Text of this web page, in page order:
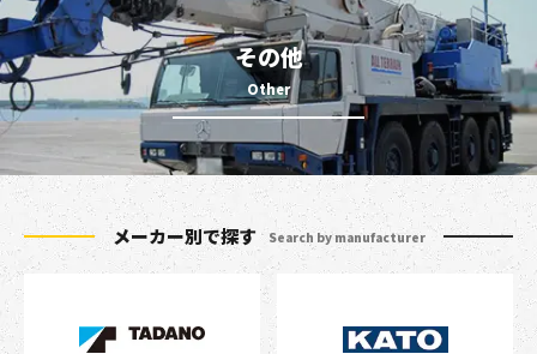
その他
メーカー別で探す Search by manufacturer